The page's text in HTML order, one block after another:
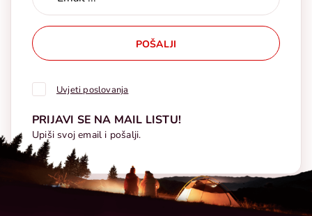
POŠALJI
Uvjeti poslovanja
PRIJAVI SE NA MAIL LISTU!
Upiši svoj email i pošalji.